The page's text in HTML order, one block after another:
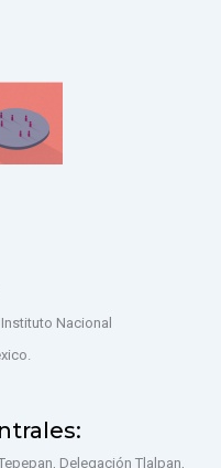
Nacional
Delegación Tlalpan,